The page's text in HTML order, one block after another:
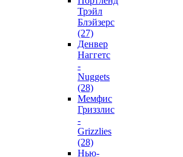
Трэйл
Блэйзерс
(27)
Денвер
Наггетс
-
Nuggets
(28)
Мемфис
Гриззлис
-
Grizzlies
(28)
Нью-